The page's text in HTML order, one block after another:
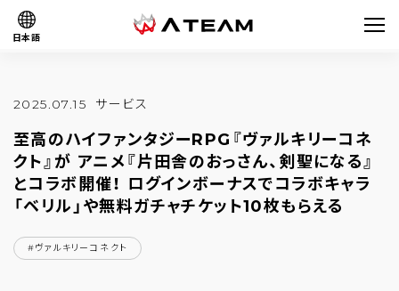
日本語
2025.07.15 サービス
至高のハイファンタジーRPG『ヴァルキリーコネ
クト』が アニメ『片田舎のおっさん、剣聖になる』
とコラボ開催！ ログインボーナスでコラボキャラ
「ベリル」や無料ガチャチケット10枚もらえる
#ヴァルキリーコネクト